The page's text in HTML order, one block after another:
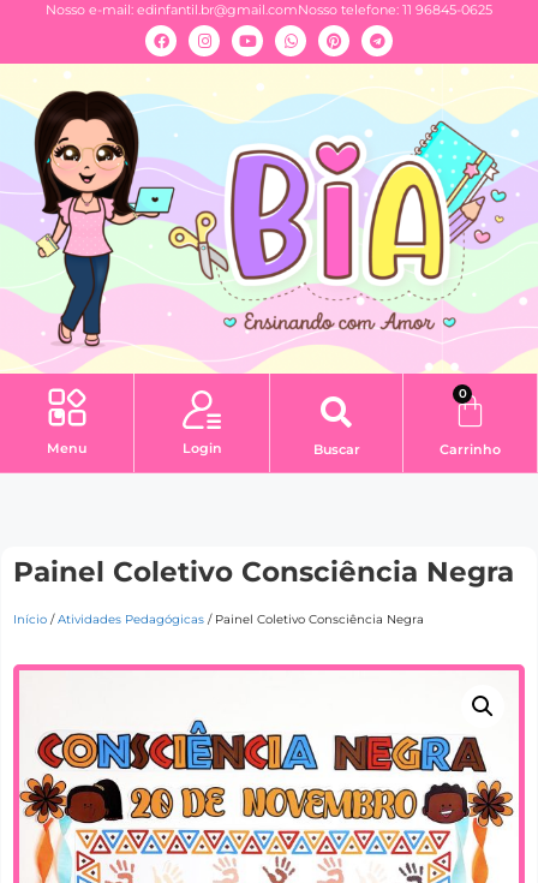
Nosso e-mail: edinfantil.br@gmail.comNosso telefone: 11 96845-0625
Menu Login Buscar
0
Carrinho
Painel Coletivo Consciência Negra
Início /Atividades Pedagógicas / Painel Coletivo Consciência Negra